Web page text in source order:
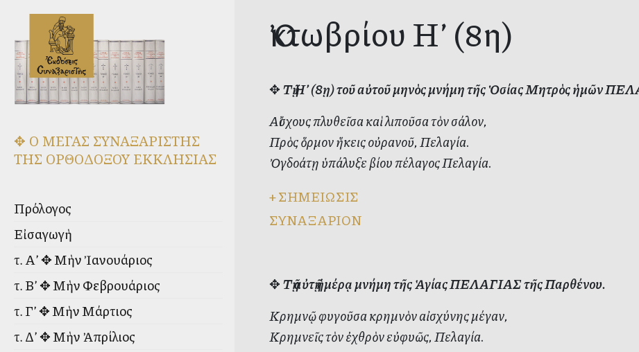
✥ Ο ΜΕΓΑΣ ΣΥΝΑΞΑΡΙΣΤΗΣ
ΤΗΣ ΟΡΘΟΔΟΞΟΥ ΕΚΚΛΗΣΙΑΣ
Πρόλογος
Εἰσαγωγὴ
τ. Α’ ✥ Μὴν Ἰανουάριος
τ. Β’ ✥ Μὴν Φεβρουάριος
τ. Γ’ ✥ Μὴν Μάρτιος
τ. Δ’ ✥ Μὴν Ἀπρίλιος
Ὀκτωβρίου Η’ (8η)
✥Τῇ Η’ (8ῃ) τοῦ αὐτοῦ μηνὸς μνήμη τῆς Ὁσίας Μητρὸς ἡμῶν
Αἴσχους πλυθεῖσα καὶ λιποῦσα τὸν σάλον,
Πρὸς ὅρμον ἥκεις οὐρανοῦ, Πελαγία.
Ὀγδοάτῃ ὑπάλυξε βίου πέλαγος Πελαγία.
+ΣΗΜΕΙΩΣΙΣ
ΣΥΝΑΞΑΡΙΟΝ
✥Τῇ αὐτῇ ἡμέρᾳ μνήμη τῆς Ἁγίας ΠΕΛΑΓΙΑΣ τῆς Παρθένου.
Κρημνῷ φυγοῦσα κρημνὸν αἰσχύνης μέγαν,
Κρημνεῖς τὸν ἐχθρὸν εὐφυῶς, Πελαγία.